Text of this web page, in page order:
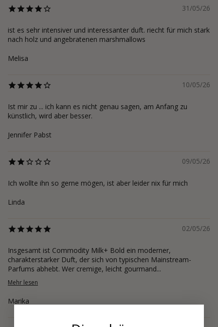
31/05/26
ist es sehr intensiver und interessanter duft. riecht für mich stark
nach holz und angebratenen marshmallows
Melisa
10/05/26
Ist mir zu ... ich kann es nicht genau sagen, am Anfang zu
künstlich, wird aber besser.
Jennifer Pabst
09/05/26
Ich wollte ihn so gerne mögen, ist aber leider nix für mich
Linda
02/05/26
Insgesamt ist Commodity Milk+ Bold ein moderner,
charakterstarker Duft, der sich von typischen Mainstream-
Parfums abhebt. Wer cremige, leicht gourmand...
Mehr lesen
Marika